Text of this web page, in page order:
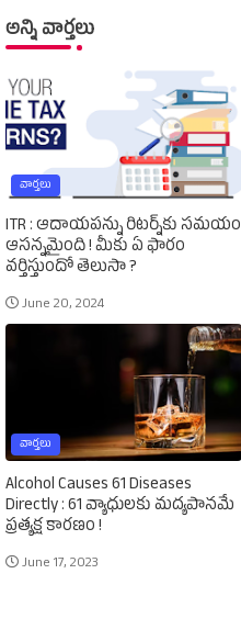
అన్ని వార్తలు
వార్తలు
ITR : ఆదాయపన్ను రిటర్న్‌కు సమయం
ఆసన్నమైంది ! మీకు ఏ ఫారం
వర్తిస్తుందో తెలుసా ?
June 20, 2024
వార్తలు
Alcohol Causes 61 Diseases
Directly : 61 వ్యాధులకు మద్యపానమే
ప్రత్యక్ష కారణం !
June 17, 2023